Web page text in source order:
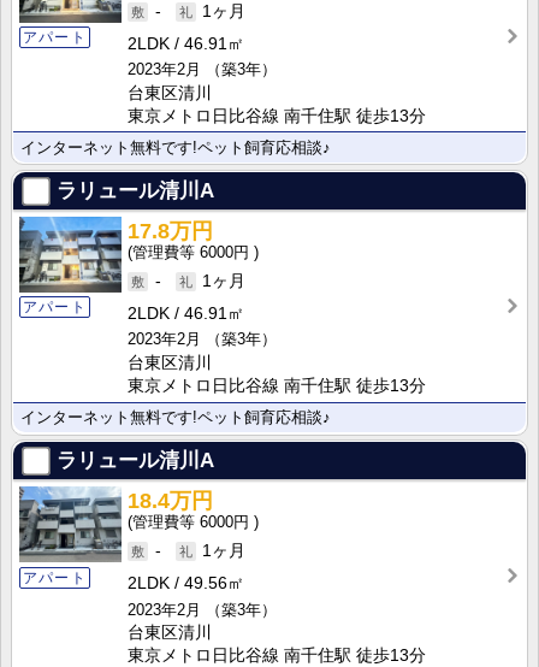
アパート
-
1ヶ月
2LDK
46.91㎡
2023年2月
（築3年）
台東区清川
東京メトロ日比谷線 南千住駅 徒歩13分
インターネット無料です!ペット飼育応相談♪
ラリュール清川A
アパート
17.8万円
6000円
-
1ヶ月
2LDK
46.91㎡
2023年2月
（築3年）
台東区清川
東京メトロ日比谷線 南千住駅 徒歩13分
インターネット無料です!ペット飼育応相談♪
ラリュール清川A
アパート
18.4万円
6000円
-
1ヶ月
2LDK
49.56㎡
2023年2月
（築3年）
台東区清川
東京メトロ日比谷線 南千住駅 徒歩13分